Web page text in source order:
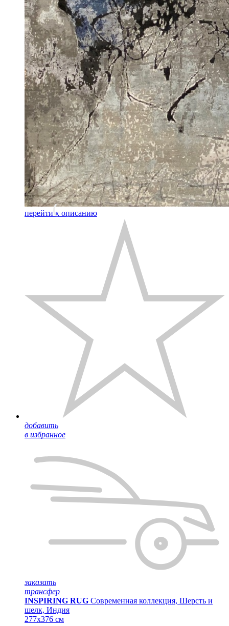
перейти к описанию
добавить
в избранное
заказать
трансфер
INSPIRING RUG Современная коллекция, Шерсть и
шелк, Индия
277x376 см